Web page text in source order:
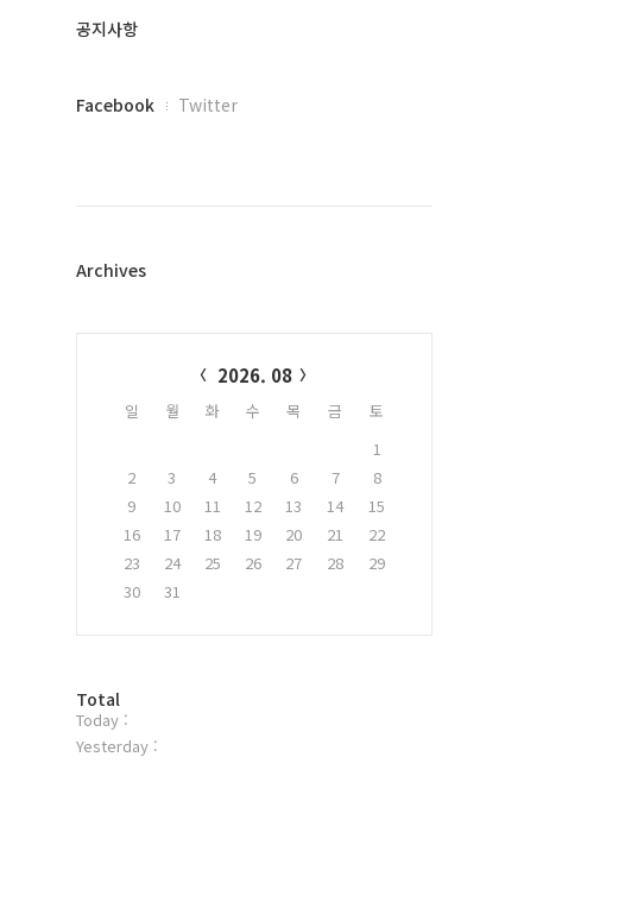
글
공지사항
페
플
Facebook Twitter
Archives
2026. 08
일 월 화 수 목 금
토
1
2
3 4 5 6 7
8
9
10 11 12 13 14
15
16
17 18 19 20 21
22
23
24 25 26 27 28
29
30
31
방
문
자
Total
Today :
Yesterday :